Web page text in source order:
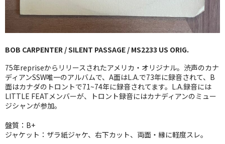
JAZZ-US
BLUE NOTE
JAZZ-EU
JAZZ-JP
JAZZ-VOCAL
ROCK
BOB CARPENTER / SILENT PASSAGE / MS2233 US ORIG.
75年repriseからリリースされたアメリカ・オリジナル。渋声のカナ
ディアンSSW唯一のアルバムで、A面はL.A.で73年に録音されて、B
面はカナダのトロントで71~74年に録音されてます。L.A.録音には
LITTLE FEATメンバーが、トロント録音にはカナディアンのミュー
ジシャンが参加。
盤質：B+
ジャケット：ザラ紙ジャケ、右下カット、両面・縁に軽度スレ。